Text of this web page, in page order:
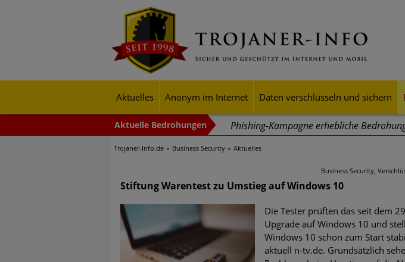
Aktuelles Anonym im Internet Daten verschlüsseln und sichern
Phishing-Kampagne erhebliche
Trends bei Cyber Crimes 2024: Experten
Exponentiell wachsende Risiken, eine
mehr Cyber-Resilienz tun können
Digitale Assets aller Arten im Fokus der
Trojaner-Info.de Business Security Aktuelles
Business Security,
Stiftung Warentest zu Umstieg auf Windows 10
Die Tester prüften das seit dem
Upgrade auf Windows 10 und
Windows 10 schon zum Start
aktuell n-tv.de. Grundsätzlich